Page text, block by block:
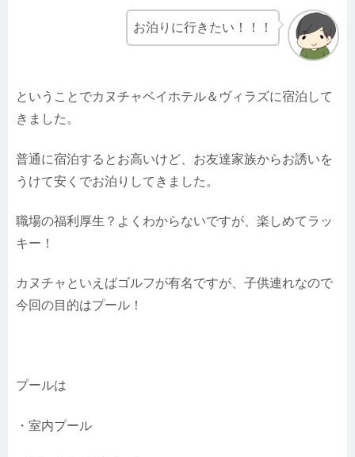
お泊りに行きたい！！！
ということでカヌチャベイホテル＆ヴィラズに宿泊して
きました。
普通に宿泊するとお高いけど、お友達家族からお誘いを
うけて安くでお泊りしてきました。
職場の福利厚生？よくわからないですが、楽しめてラッ
キー！
カヌチャといえばゴルフが有名ですが、子供連れなので
今回の目的はプール！
プールは
・室内プール